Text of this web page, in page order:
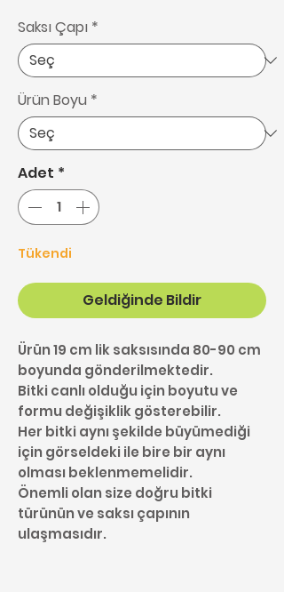
Saksı Çapı *
Ürün Boyu *
Adet *
Tükendi
Geldiğinde Bildir
Ürün 19 cm lik saksısında 80-90 cm
boyunda gönderilmektedir.
Bitki canlı olduğu için boyutu ve
formu değişiklik gösterebilir.
Her bitki aynı şekilde büyümediği
için görseldeki ile bire bir aynı
olması beklenmemelidir.
Önemli olan size doğru bitki
türünün ve saksı çapının
ulaşmasıdır.